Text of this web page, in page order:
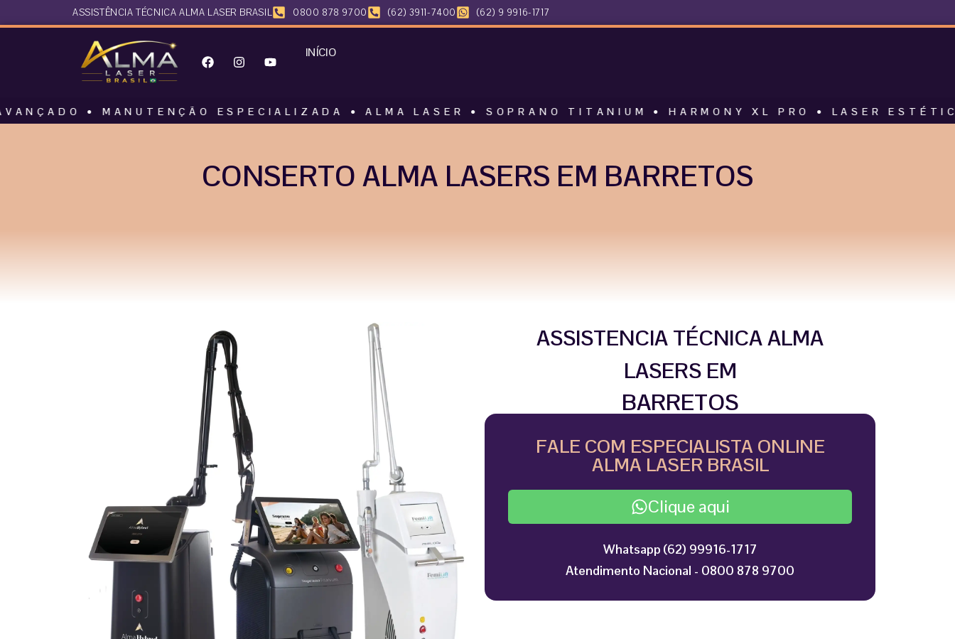
ASSISTÊNCIA TÉCNICA ALMA LASER BRASIL 0800 878 9700 (62) 3911-7400 (62) 9 9916-1717
INÍCIO
• MANUTENÇÃO ESPECIALIZADA • ALMA LASER • SOPRANO TITANIUM • HARMONY XL PRO • LASER ESTÉTICO
CONSERTO ALMA LASERS EM BARRETOS
ASSISTENCIA TÉCNICA ALMA
LASERS EM
BARRETOS
FALE COM ESPECIALISTA ONLINE
ALMA LASER BRASIL
Clique aqui
Whatsapp (62) 99916-1717
Atendimento Nacional - 0800 878 9700